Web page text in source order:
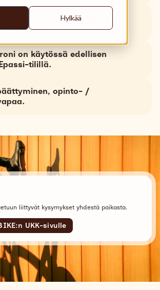
Hylkää
sähköpostiosoitteeni tai
on käytössä edellisen
tilillä.
opinto- /
liittyvät kysymykset yhdestä paikasta.
UKK-sivulle